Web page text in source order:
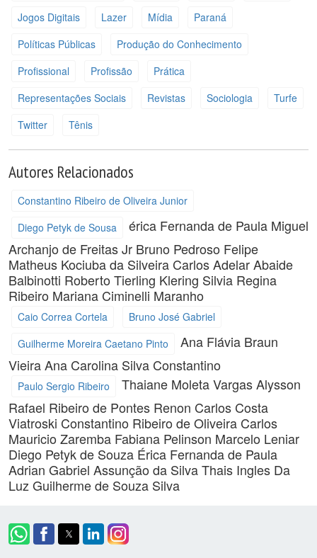
Jogos Digitais
Lazer Mídia
Paraná
Políticas Públicas
Produção do Conhecimento
Profissional
Profissão
Prática
Representações Sociais
Revistas Sociologia
Turfe
Twitter
Tênis
Autores Relacionados
Constantino Ribeiro de Oliveira Junior
Diego Petyk de Sousa
érica Fernanda de Paula Miguel
Archanjo de Freitas Jr Bruno Pedroso Felipe
Matheus Kociuba da Silveira Carlos Adelar Abaide
Balbinotti Roberto Tierling Klering Silvia Regina
Ribeiro Mariana Ciminelli Maranho
Caio Correa Cortela
Bruno José Gabriel
Guilherme Moreira Caetano Pinto
Ana Flávia Braun
VieiraAna Carolina Silva Constantino
Paulo Sergio Ribeiro Thaiane Moleta VargasAlysson
Rafael Ribeiro de Pontes Renon Carlos Costa
Viatroski Constantino Ribeiro de Oliveira Carlos
Mauricio Zaremba Fabiana Pelinson Marcelo Leniar
Diego Petyk de Souza Érica Fernanda de Paula
Adrian Gabriel Assunção da SilvaThais Ingles Da
Luz Guilherme de Souza Silva